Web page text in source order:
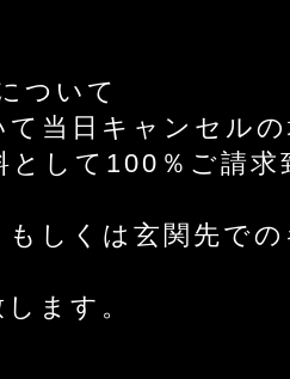
ついて
て当日キャンセル
して100％ご請求
もしくは玄関先で
ます。